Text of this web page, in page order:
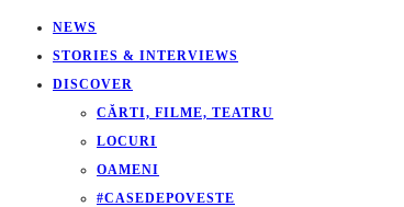
NEWS
STORIES & INTERVIEWS
DISCOVER
CĂRTI, FILME, TEATRU
LOCURI
OAMENI
#CASEDEPOVESTE